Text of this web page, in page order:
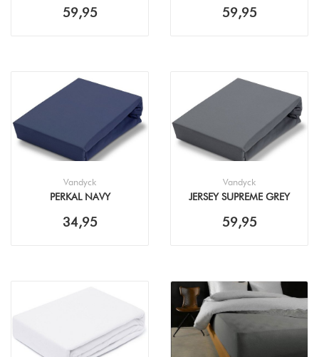
59,95 59,95
Vandyck
PERKAL NAVY
34,95
Vandyck
JERSEY SUPREME GREY
59,95